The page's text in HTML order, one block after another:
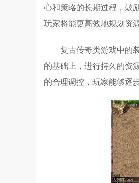
心和策略的长期过程，鼓
玩家将能更高效地规划资
复古传奇类游戏中的
的基础上，进行持久的资
的合理调控，玩家能够逐